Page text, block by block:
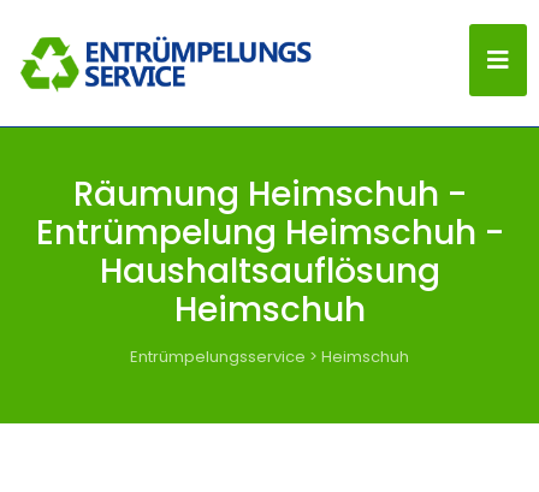
Räumung Heimschuh -
Entrümpelung Heimschuh -
Haushaltsauflösung
Heimschuh
Entrümpelungsservice > Heimschuh